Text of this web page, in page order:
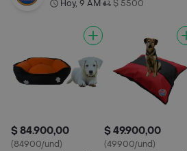
Hoy, 9 AM• $ 5500
$ 84.900,00
(84900/und)
$ 49.900,00
(49900/und)